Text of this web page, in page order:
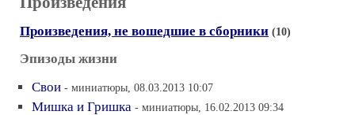
Произведения, не вошедшие в сборники (10)
Эпизоды жизни
Свои - миниатюры, 08.03.2013 10:07
Мишка и Гришка - миниатюры, 16.02.2013 09:34